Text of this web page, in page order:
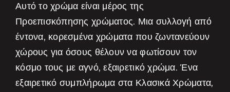
Αυτό το χρώμα είναι μέρος της
Προεπισκόπησης χρώματος. Μια συλλογή από
έντονα, κορεσμένα χρώματα που ζωντανεύουν
χώρους για όσους θέλουν να φωτίσουν τον
κόσμο τους με αγνό, εξαιρετικό χρώμα. Ένα
εξαιρετικό συμπλήρωμα στα Κλασικά Χρώματα,